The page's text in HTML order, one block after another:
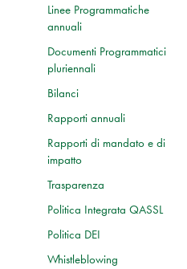
Linee Programmatiche
annuali
Documenti Programmatici
pluriennali
Bilanci
Rapporti annuali
Rapporti di mandato e di
impatto
Trasparenza
Politica Integrata QASSL
Politica DEI
Whistleblowing